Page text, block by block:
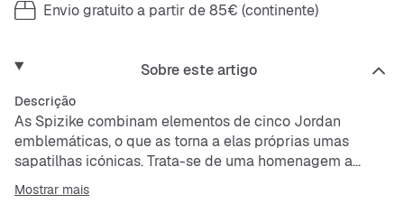
Envio gratuito a partir de 85€ (continente)
Sobre este artigo
Descrição
As Spizike combinam elementos de cinco Jordan
emblemáticas, o que as torna a elas próprias umas
sapatilhas icónicas. Trata-se de uma homenagem a
Spike Lee, combinando Hollywood e basquetebol num
momento cultural. Vais ficar com umas sapatilhas com
Mostrar mais